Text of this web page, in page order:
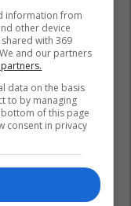
information from
other device
with 369
and our partners
data on the basis
to by managing
of this page
consent in privacy